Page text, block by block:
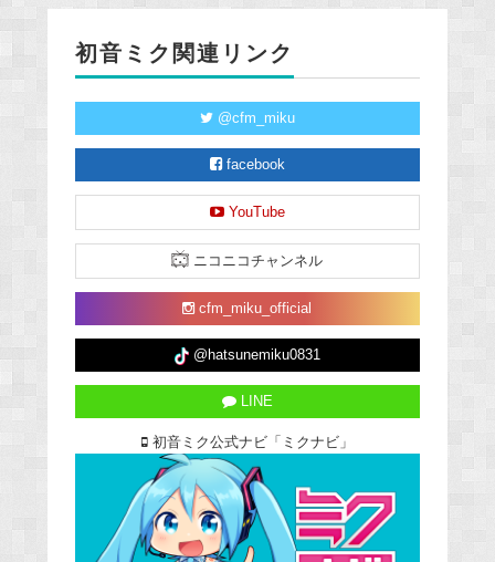
初音ミク関連リンク
@cfm_miku
facebook
YouTube
ニコニコチャンネル
cfm_miku_official
@hatsunemiku0831
LINE
初音ミク公式ナビ「ミクナビ」